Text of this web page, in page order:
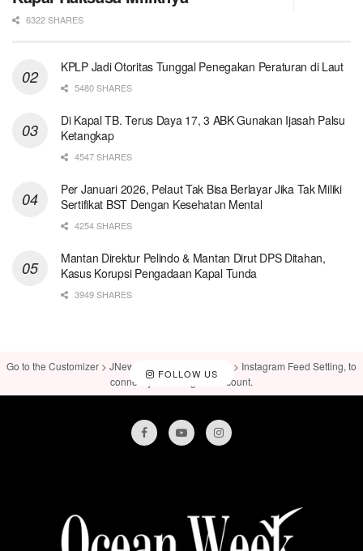
6322 SHARES
KPLP Jadi Otoritas Tunggal Penegakan Peraturan di Laut
5480 SHARES
Di Kapal TB. Terus Daya 17, 3 ABK Gunakan Ijasah Palsu
Ketangkap
4547 SHARES
Per Januari 2026, Pelaut Tak Bisa Berlayar Jika Tak Miliki
Sertifikat BST Dengan Kesehatan Mental
4254 SHARES
Mantan Direktur Pelindo & Mantan Dirut DPS Ditahan,
Kasus Korupsi Pengadaan Kapal Tunda
3949 SHARES
FOLLOW US
Go to the Customizer > JNews : Social, Like & View > Instagram Feed Setting, to
connect your Instagram account.